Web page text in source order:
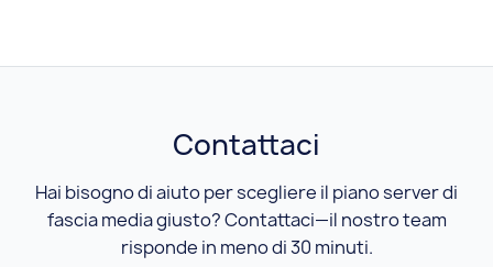
Contattaci
Hai bisogno di aiuto per scegliere il piano server di
fascia media giusto? Contattaci—il nostro team
risponde in meno di 30 minuti.